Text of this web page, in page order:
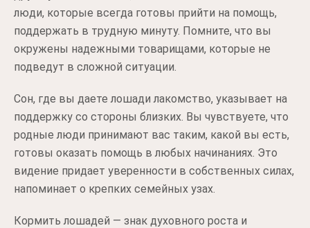
люди, которые всегда готовы прийти на помощь,
поддержать в трудную минуту. Помните, что вы
окружены надежными товарищами, которые не
подведут в сложной ситуации.
Сон, где вы даете лошади лакомство, указывает на
поддержку со стороны близких. Вы чувствуете, что
родные люди принимают вас таким, какой вы есть,
готовы оказать помощь в любых начинаниях. Это
видение придает уверенности в собственных силах,
напоминает о крепких семейных узах.
Кормить лошадей — знак духовного роста и